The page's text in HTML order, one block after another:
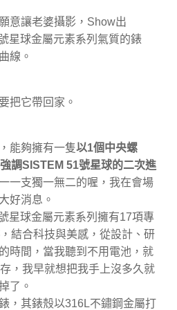
意讓老婆攝影，Show出
星球金屬元素系列氣質的錶
線。
把它帶回家。
能夠擁有一隻以1個中央螺
調SISTEM 51號星球的二次進
一支獨一無二的喔，我在會場
好消息。
星球金屬元素系列擁有17項專
，結合科技與美感，從設計、研
時間，當我聽到不用電池，就
，我早就想把我手上沒多久就
了。
，其錶殼以316L不鏽鋼金屬打